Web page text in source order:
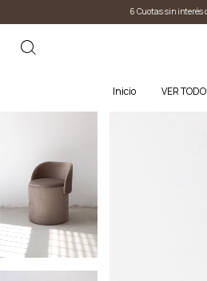
sin interés con todos los bancos I 15% descuento
Inicio VER TODO